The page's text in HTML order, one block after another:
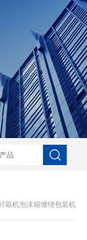
垛械手 DZ-760全自动
箱机泡沫箱缠绕包装机